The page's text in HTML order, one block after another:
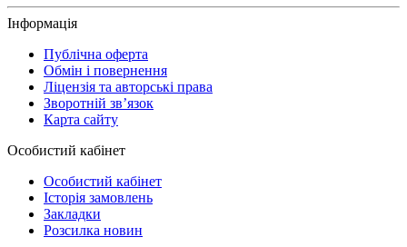
Інформація
Публічна оферта
Обмін і повернення
Ліцензія та авторські права
Зворотній зв’язок
Карта сайту
Особистий кабінет
Особистий кабінет
Історія замовлень
Закладки
Розсилка новин